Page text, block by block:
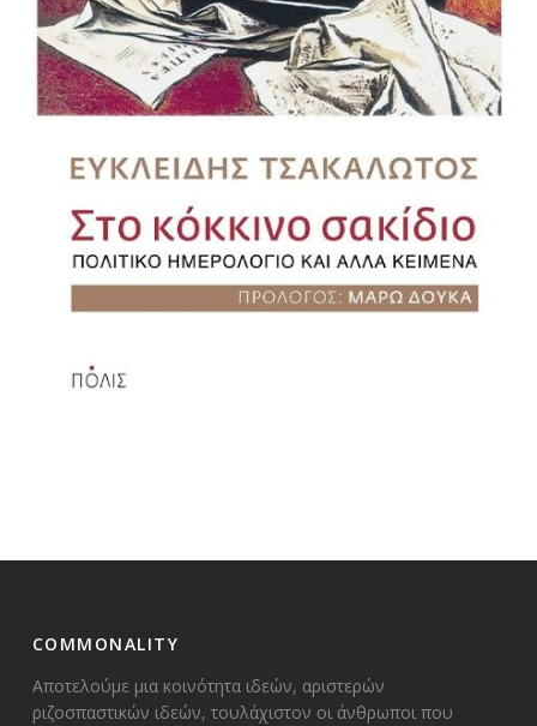
COMMONALITY
Αποτελούμε μια κοινότητα ιδεών, αριστερών
ριζοσπαστικών ιδεών, τουλάχιστον οι άνθρωποι που